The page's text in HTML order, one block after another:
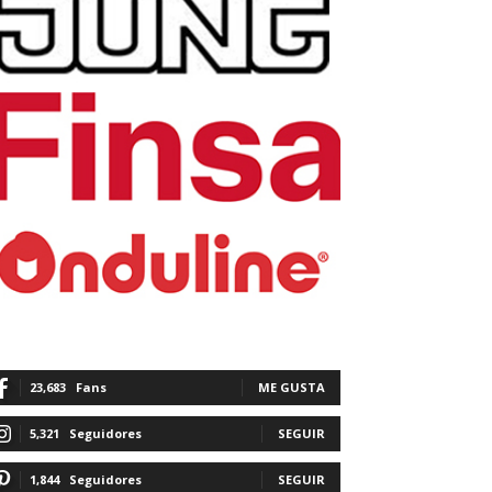
23,683 Fans ME GUSTA
5,321 Seguidores SEGUIR
1,844 Seguidores SEGUIR